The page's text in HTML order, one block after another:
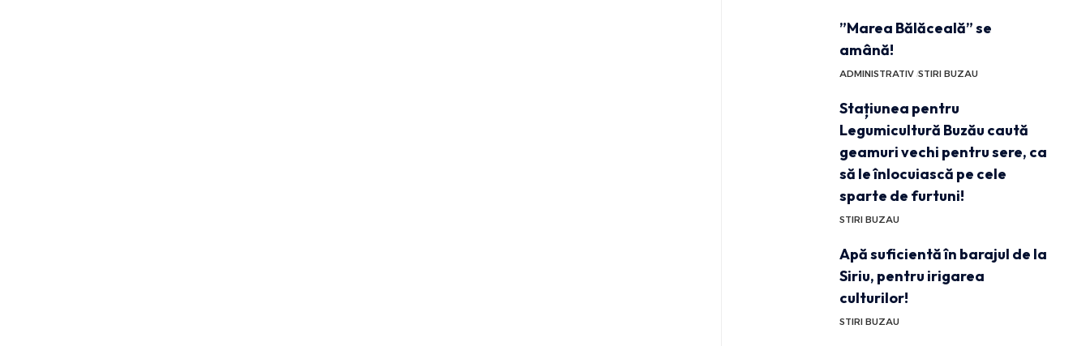
”Marea Bălăceală” se
amână!
ADMINISTRATIV STIRI BUZAU
Stațiunea pentru
Legumicultură Buzău caută
geamuri vechi pentru sere, ca
să le înlocuiască pe cele
sparte de furtuni!
STIRI BUZAU
Apă suficientă în barajul de la
Siriu, pentru irigarea
culturilor!
STIRI BUZAU